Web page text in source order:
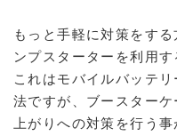
もっと手軽に対策をす
ンプスターターを利用す
これはモバイルバッテ
法ですが、ブースター
上がりへの対策を行う事
不動車のレッカー料
目安
車・バイクのバッ
ー上がりの原因と